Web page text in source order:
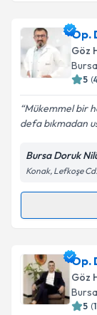
Op. Dr.
takvim
Metni
Op.
Göz
Bursa
5 (
Mükemmel bir
defa bıkmadan
Bursa Doruk
Konak, Lefkoşe
Op. Dr.
oluşturun.
takvim
Op.
Göz
Bursa
5 (1